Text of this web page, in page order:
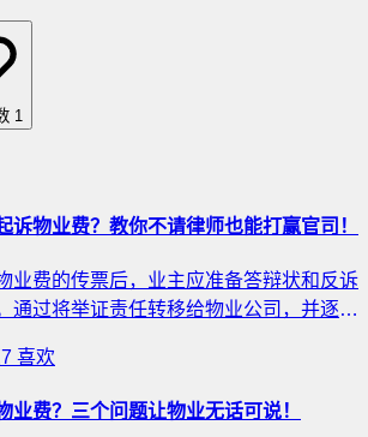
1
诉物业费？教你不请律师也能打赢官司！
业费的传票后，业主应准备答辩状和反诉
通过将举证责任转移给物业公司，并逐条
申请司法鉴定验证服务质量与收费标准的
偿。此策略能有效应对物业费官司，提升
7 喜欢
业费？三个问题让物业无话可说！